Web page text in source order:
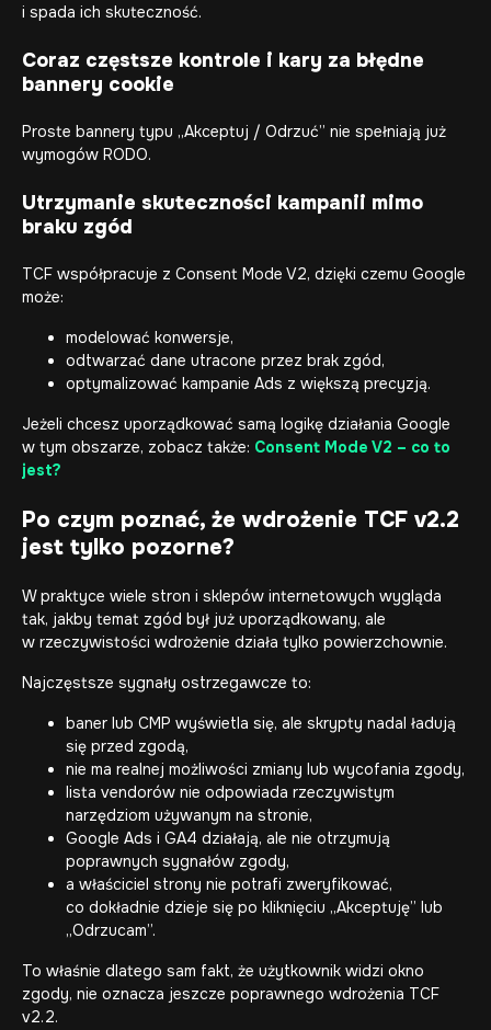
i spada ich skuteczność.
Coraz częstsze kontrole i kary za błędne
bannery cookie
Proste bannery typu „Akceptuj / Odrzuć” nie spełniają już
wymogów RODO.
Utrzymanie skuteczności kampanii mimo
braku zgód
TCF współpracuje z Consent Mode V2, dzięki czemu Google
może:
modelować konwersje,
odtwarzać dane utracone przez brak zgód,
optymalizować kampanie Ads z większą precyzją.
Jeżeli chcesz uporządkować samą logikę działania Google
w tym obszarze, zobacz także: Consent Mode V2 – co to
jest?
Po czym poznać, że wdrożenie TCF v2.2
jest tylko pozorne?
W praktyce wiele stron i sklepów internetowych wygląda
tak, jakby temat zgód był już uporządkowany, ale
w rzeczywistości wdrożenie działa tylko powierzchownie.
Najczęstsze sygnały ostrzegawcze to:
baner lub CMP wyświetla się, ale skrypty nadal ładują
się przed zgodą,
nie ma realnej możliwości zmiany lub wycofania zgody,
lista vendorów nie odpowiada rzeczywistym
narzędziom używanym na stronie,
Google Ads i GA4 działają, ale nie otrzymują
poprawnych sygnałów zgody,
a właściciel strony nie potrafi zweryfikować,
co dokładnie dzieje się po kliknięciu „Akceptuję” lub
„Odrzucam”.
To właśnie dlatego sam fakt, że użytkownik widzi okno
zgody, nie oznacza jeszcze poprawnego wdrożenia TCF
v2.2.